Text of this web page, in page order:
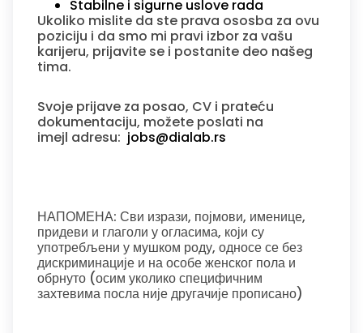
Stabilne i sigurne uslove rada
Ukoliko mislite da ste prava ososba za ovu
poziciju i da smo mi pravi izbor za vašu
karijeru, prijavite se i postanite deo našeg
tima.
Svoje prijave za posao, CV i prateću
dokumentaciju, možete poslati na
imejl adresu: jobs@dialab.rs
НАПОМЕНА: Сви изрази, појмови, именице,
придеви и глаголи у огласима, који су
употребљени у мушком роду, односе се без
дискриминације и на особе женског пола и
обрнуто (осим уколико специфичним
захтевима посла није другачије прописано)